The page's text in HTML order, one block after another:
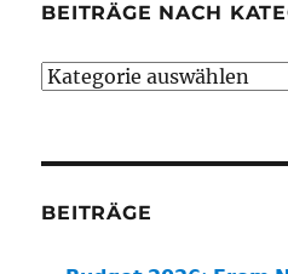
BEITRÄGE NACH
Beiträge
BEITRÄGE